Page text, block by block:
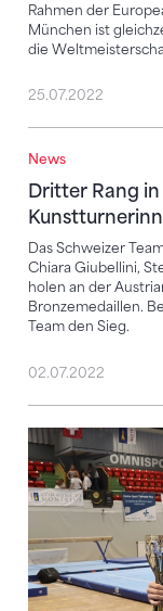
Rahmen der
München ist
die
25.07.2022
News
Dritter Rang
Das Schweizer
Chiara Giubellini,
holen an der
Bronzemedaillen.
Team den Sieg.
Dritter Rang in
02.07.2022
Kunstturn-